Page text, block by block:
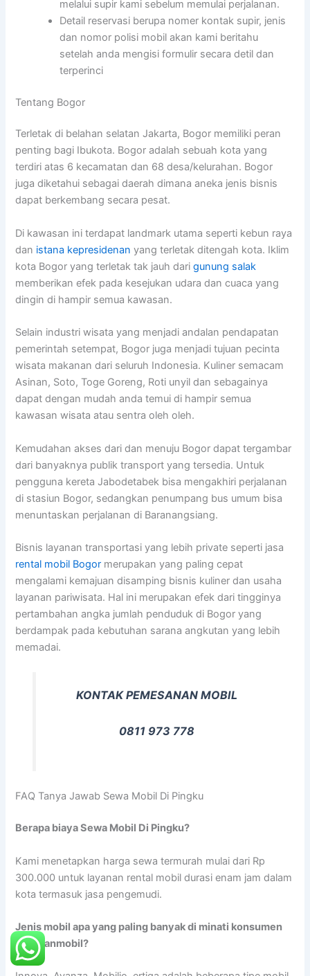
melalui supir kami sebelum memulai perjalanan.
Detail reservasi berupa nomer kontak supir, jenis
dan nomor polisi mobil akan kami beritahu
setelah anda mengisi formulir secara detil dan
terperinci
Tentang Bogor
Terletak di belahan selatan Jakarta, Bogor memiliki peran
penting bagi Ibukota. Bogor adalah sebuah kota yang
terdiri atas 6 kecamatan dan 68 desa/kelurahan. Bogor
juga diketahui sebagai daerah dimana aneka jenis bisnis
dapat berkembang secara pesat.
Di kawasan ini terdapat landmark utama seperti kebun raya
dan istana kepresidenan yang terletak ditengah kota. Iklim
kota Bogor yang terletak tak jauh darigunung salak
memberikan efek pada kesejukan udara dan cuaca yang
dingin di hampir semua kawasan.
Selain industri wisata yang menjadi andalan pendapatan
pemerintah setempat, Bogor juga menjadi tujuan pecinta
wisata makanan dari seluruh Indonesia. Kuliner semacam
Asinan, Soto, Toge Goreng, Roti unyil dan sebagainya
dapat dengan mudah anda temui di hampir semua
kawasan wisata atau sentra oleh oleh.
Kemudahan akses dari dan menuju Bogor dapat tergambar
dari banyaknya publik transport yang tersedia. Untuk
pengguna kereta Jabodetabek bisa mengakhiri perjalanan
di stasiun Bogor, sedangkan penumpang bus umum bisa
menuntaskan perjalanan di Baranangsiang.
Bisnis layanan transportasi yang lebih private seperti jasa
rental mobil Bogor merupakan yang paling cepat
mengalami kemajuan disamping bisnis kuliner dan usaha
layanan pariwisata. Hal ini merupakan efek dari tingginya
pertambahan angka jumlah penduduk di Bogor yang
berdampak pada kebutuhan sarana angkutan yang lebih
memadai.
KONTAK PEMESANAN MOBIL
0811 973 778
FAQ Tanya Jawab Sewa Mobil Di Pingku
Berapa biaya Sewa Mobil Di Pingku?
Kami menetapkan harga sewa termurah mulai dari Rp
300.000 untuk layanan rental mobil durasi enam jam dalam
kota termasuk jasa pengemudi.
Jenis mobil apa yang paling banyak di minati konsumen
rentalanmobil?